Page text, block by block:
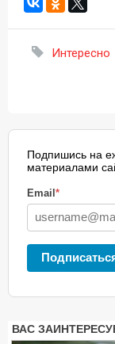
Интересно
Подпишись на
материалами
Email*